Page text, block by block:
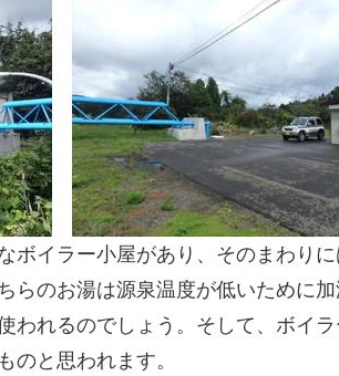
ボイラー小屋があり、そのまわり
らのお湯は源泉温度が低いために
われるのでしょう。そして、ボイ
のと思われます。